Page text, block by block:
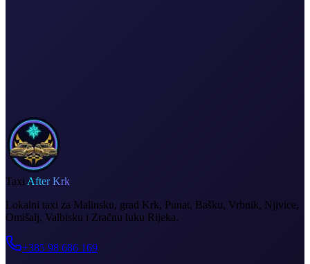
Taxi After Krk
Lokalni taxi za Malinsku, grad Krk, Punat, Bašku, Vrbnik, Njivice,
Omišalj, Valbisku i Zračnu luku Rijeka.
+385 98 686 169